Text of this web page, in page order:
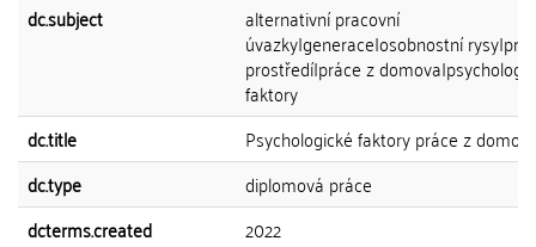
dc.subject
alternativní pracovní
úvazky|generace|osobnostní
prostředí|práce z
faktory
dc.title
Psychologické faktory práce z
dc.type
diplomová práce
dcterms.created
2022